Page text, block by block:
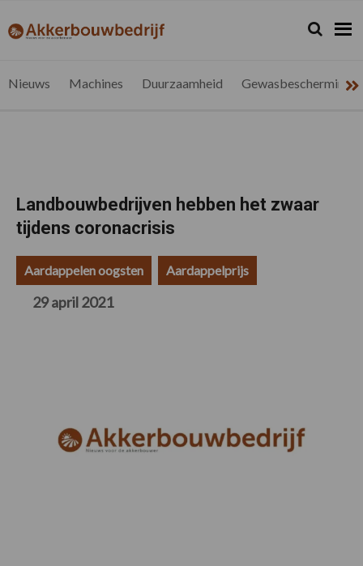
de
de
de
de
akkerbouwbedrijf.be
Nieuws
Zoeken...
Zoek
Nieuws Machines Duurzaamheid Gewasbescherming
Landbouwbedrijven hebben het zwaar
tijdens coronacrisis
Aardappelen oogsten Aardappelprijs
29 april 2021